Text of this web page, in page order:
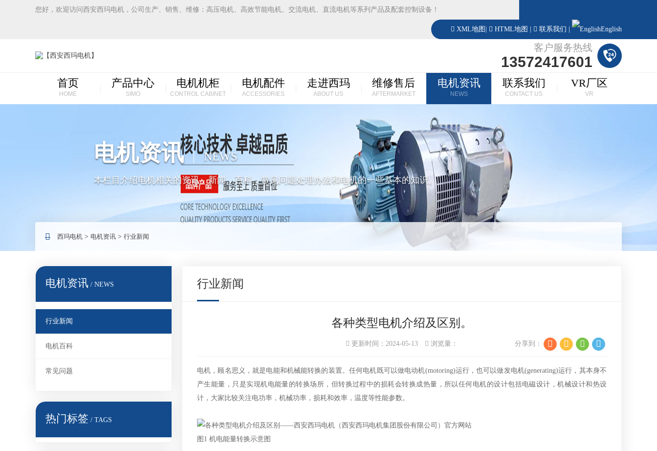
您好，欢迎访问西安西玛电机，公司生产、销售、维修：高压电机、高效节能电机、交流电机、直流电机等系列产品及配套控制设备！
XML地图 HTML地图 联系我们 English
客户服务热线
13572417601
首页
HOME
产品中心
SIMO
电机机柜
CONTROL CABINET
电机配件
ACCESSORIES
走进西玛
ABOUT US
维修售后
AFTERMARKET
电机资讯
NEWS
联系我们
CONTACT US
VR厂区
VR
电机资讯 NEWS
本栏目介绍电机相关的资讯，新闻，百科，常见问题处理办法和电机的一些基本的知识。
西玛电机 > 电机资讯 > 行业新闻
电机资讯 / NEWS
行业新闻
电机百科
常见问题
热门标签 / TAGS
行业新闻
各种类型电机介绍及区别。
更新时间：2024-05-13 浏览量： 分享到：
电机，顾名思义，就是电能和机械能转换的装置。任何电机既可以做电动机(motoring)运行，也可以做发电机(generating)运行，其本身不
产生能量，只是实现机电能量的转换场所，但转换过程中的损耗会转换成热量，所以任何电机的设计包括电磁设计，机械设计和热设
计，大家比较关注电功率，机械功率，损耗和效率，温度等性能参数。
图1 机电能量转换示意图